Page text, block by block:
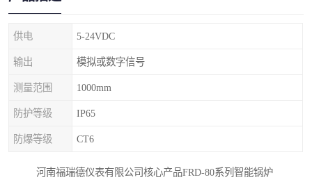
供电 5-24VDC
输出 模拟或数字信号
测量范围 1000mm
防护等级 IP65
防爆等级 CT6
河南福瑞德仪表有限公司核心产品FRD-80系列智能锅炉